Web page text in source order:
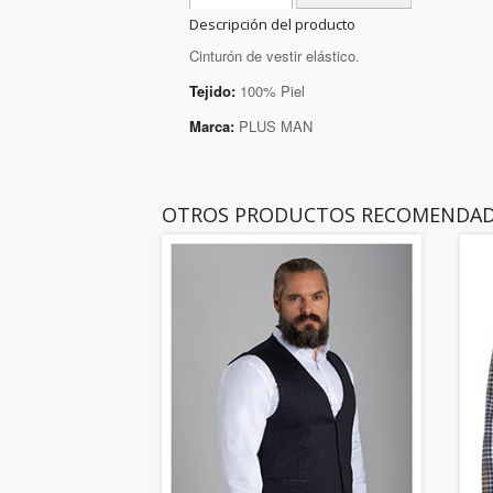
Descripción del producto
Cinturón de vestir elástico.
Tejido: 100% Piel
Marca: PLUS MAN
OTROS PRODUCTOS